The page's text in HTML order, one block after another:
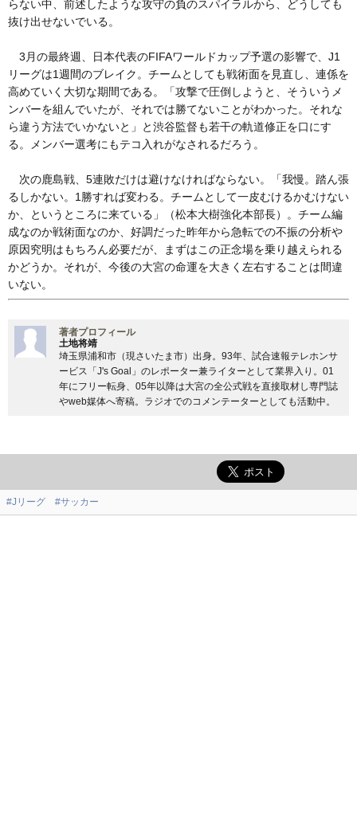
らない中、前述したような攻守の負のスパイラルから、どうしても
抜け出せないでいる。
3月の最終週、日本代表のFIFAワールドカップ予選の影響で、J1
リーグは1週間のブレイク。チームとしても戦術面を見直し、連係を
高めていく大切な期間である。「攻撃で圧倒しようと、そういうメ
ンバーを組んでいたが、それでは勝てないことがわかった。それな
ら違う方法でいかないと」と渋谷監督も若干の軌道修正を口にす
る。メンバー選考にもテコ入れがなされるだろう。
次の鹿島戦、5連敗だけは避けなければならない。「我慢。踏ん張
るしかない。1勝すれば変わる。チームとして一皮むけるかむけない
か、というところに来ている」（松本大樹強化本部長）。チーム編
成なのか戦術面なのか、好調だった昨年から急転での不振の分析や
原因究明はもちろん必要だが、まずはこの正念場を乗り越えられる
かどうか。それが、今後の大宮の命運を大きく左右することは間違
いない。
著者プロフィール
土地将靖
埼玉県浦和市（現さいたま市）出身。93年、試合速報テレホンサ
ービス「J's Goal」のレポーター兼ライターとして業界入り。01
年にフリー転身、05年以降は大宮の全公式戦を直接取材し専門誌
やweb媒体へ寄稿。ラジオでのコメンテーターとしても活動中。
#Jリーグ #サッカー